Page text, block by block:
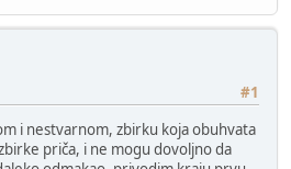
#1
i nestvarnom, zbirku koja obuhvata
priča, i ne mogu dovoljno da